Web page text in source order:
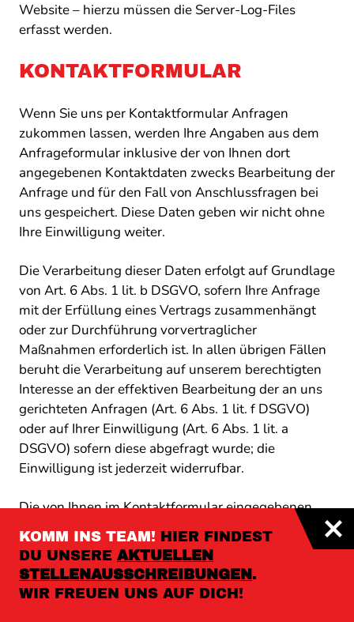
Website – hierzu müssen die Server-Log-Files
erfasst werden.
KONTAKTFORMULAR
Wenn Sie uns per Kontaktformular Anfragen
zukommen lassen, werden Ihre Angaben aus dem
Anfrageformular inklusive der von Ihnen dort
angegebenen Kontaktdaten zwecks Bearbeitung der
Anfrage und für den Fall von Anschlussfragen bei
uns gespeichert. Diese Daten geben wir nicht ohne
Ihre Einwilligung weiter.
Die Verarbeitung dieser Daten erfolgt auf Grundlage
von Art. 6 Abs. 1 lit. b DSGVO, sofern Ihre Anfrage
mit der Erfüllung eines Vertrags zusammenhängt
oder zur Durchführung vorvertraglicher
Maßnahmen erforderlich ist. In allen übrigen Fällen
beruht die Verarbeitung auf unserem berechtigten
Interesse an der effektiven Bearbeitung der an uns
gerichteten Anfragen (Art. 6 Abs. 1 lit. f DSGVO)
oder auf Ihrer Einwilligung (Art. 6 Abs. 1 lit. a
DSGVO) sofern diese abgefragt wurde; die
Einwilligung ist jederzeit widerrufbar.
Die von Ihnen im Kontaktformular eingegebenen
Daten verbleiben bei uns, bis Sie uns zur Löschung
auffordern, Ihre Einwilligung zur Speicherung
widerrufen oder der Zweck für die
Datenspeicherung entfällt (z. B. nach
KOMM INS TEAM! HIER FINDEST
DU UNSERE AKTUELLEN
STELLENAUS­SCHREIBUNGEN .
WIR FREUEN UNS AUF DICH!